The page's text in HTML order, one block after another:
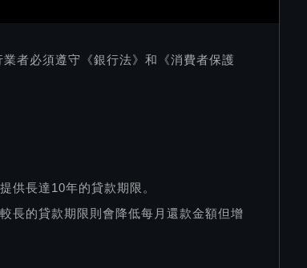
者必須遵守《銀行法》和《消費者保護
供長達10年的貸款期限。
長的貸款期限則會降低每月還款金額但增